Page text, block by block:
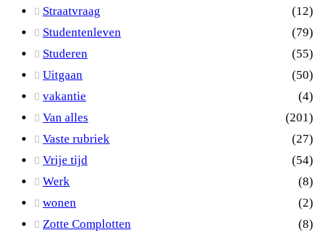
Straatvraag
(12)
Studentenleven
(79)
Studeren
(55)
Uitgaan
(50)
vakantie
(4)
Van alles
(201)
Vaste rubriek
(27)
Vrije tijd
(54)
Werk
(8)
wonen
(2)
Zotte Complotten
(8)